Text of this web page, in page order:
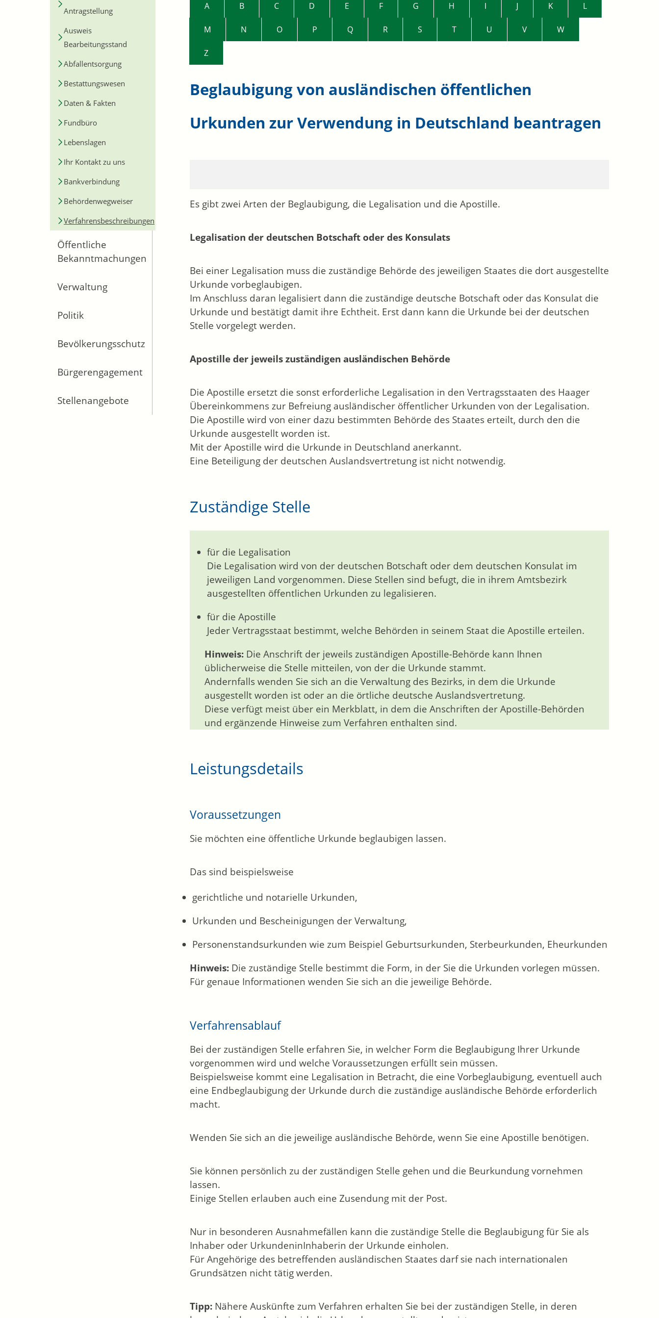
Antragstellung
Ausweis
Bearbeitungsstand
Abfallentsorgung
Bestattungswesen
Daten & Fakten
Fundbüro
Lebenslagen
Ihr Kontakt zu uns
Bankverbindung
Behördenwegweiser
Verfahrensbeschreibungen
Öffentliche
Bekanntmachungen
Verwaltung
Politik
Bevölkerungsschutz
Bürgerengagement
Stellenangebote
A B C D E F G H I J K L
M N O P Q R S T U V W
Z
Beglaubigung von ausländischen öffentlichen
Urkunden zur Verwendung in Deutschland beantragen
Es gibt zwei Arten der Beglaubigung, die Legalisation und die Apostille.
Legalisation der deutschen Botschaft oder des Konsulats
Bei einer Legalisation muss die zuständige Behörde des jeweiligen Staates die dort ausgestellte
Urkunde vorbeglaubigen.
Im Anschluss daran legalisiert dann die zuständige deutsche Botschaft oder das Konsulat die
Urkunde und bestätigt damit ihre Echtheit. Erst dann kann die Urkunde bei der deutschen
Stelle vorgelegt werden.
Apostille der jeweils zuständigen ausländischen Behörde
Die Apostille ersetzt die sonst erforderliche Legalisation in den Vertragsstaaten des Haager
Übereinkommens zur Befreiung ausländischer öffentlicher Urkunden von der Legalisation.
Die Apostille wird von einer dazu bestimmten Behörde des Staates erteilt, durch den die
Urkunde ausgestellt worden ist.
Mit der Apostille wird die Urkunde in Deutschland anerkannt.
Eine Beteiligung der deutschen Auslandsvertretung ist nicht notwendig.
Zuständige Stelle
für die Legalisation
Die Legalisation wird von der deutschen Botschaft oder dem deutschen Konsulat im
jeweiligen Land vorgenommen. Diese Stellen sind befugt, die in ihrem Amtsbezirk
ausgestellten öffentlichen Urkunden zu legalisieren.
für die Apostille
Jeder Vertragsstaat bestimmt, welche Behörden in seinem Staat die Apostille erteilen.
Hinweis: Die Anschrift der jeweils zuständigen Apostille-Behörde kann Ihnen
üblicherweise die Stelle mitteilen, von der die Urkunde stammt.
Andernfalls wenden Sie sich an die Verwaltung des Bezirks, in dem die Urkunde
ausgestellt worden ist oder an die örtliche deutsche Auslandsvertretung.
Diese verfügt meist über ein Merkblatt, in dem die Anschriften der Apostille-Behörden
und ergänzende Hinweise zum Verfahren enthalten sind.
Leistungsdetails
Voraussetzungen
Sie möchten eine öffentliche Urkunde beglaubigen lassen.
Das sind beispielsweise
gerichtliche und notarielle Urkunden,
Urkunden und Bescheinigungen der Verwaltung,
Personenstandsurkunden wie zum Beispiel Geburtsurkunden, Sterbeurkunden, Eheurkunden
Hinweis: Die zuständige Stelle bestimmt die Form, in der Sie die Urkunden vorlegen müssen.
Für genaue Informationen wenden Sie sich an die jeweilige Behörde.
Verfahrensablauf
Bei der zuständigen Stelle erfahren Sie, in welcher Form die Beglaubigung Ihrer Urkunde
vorgenommen wird und welche Voraussetzungen erfüllt sein müssen.
Beispielsweise kommt eine Legalisation in Betracht, die eine Vorbeglaubigung, eventuell auch
eine Endbeglaubigung der Urkunde durch die zuständige ausländische Behörde erforderlich
macht.
Wenden Sie sich an die jeweilige ausländische Behörde, wenn Sie eine Apostille benötigen.
Sie können persönlich zu der zuständigen Stelle gehen und die Beurkundung vornehmen
lassen.
Einige Stellen erlauben auch eine Zusendung mit der Post.
Nur in besonderen Ausnahmefällen kann die zuständige Stelle die Beglaubigung für Sie als
Inhaber oder UrkundeninInhaberin der Urkunde einholen.
Für Angehörige des betreffenden ausländischen Staates darf sie nach internationalen
Grundsätzen nicht tätig werden.
Tipp: Nähere Auskünfte zum Verfahren erhalten Sie bei der zuständigen Stelle, in deren